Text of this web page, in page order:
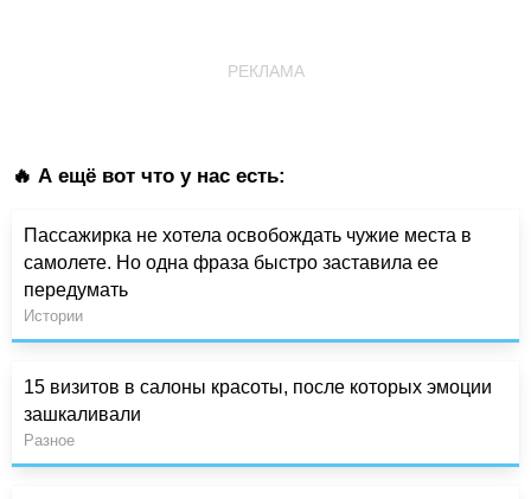
РЕКЛАМА
🔥 А ещё вот что у нас есть:
Пассажирка не хотела освобождать чужие места в
самолете. Но одна фраза быстро заставила ее
передумать
Истории
15 визитов в салоны красоты, после которых эмоции
зашкаливали
Разное